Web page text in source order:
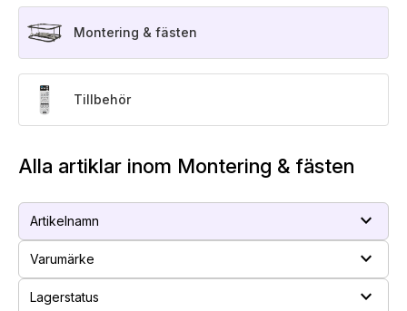
Montering & fästen
Tillbehör
Alla artiklar inom Montering & fästen
Artikelnamn expand_more
Varumärke expand_more
Lagerstatus expand_more